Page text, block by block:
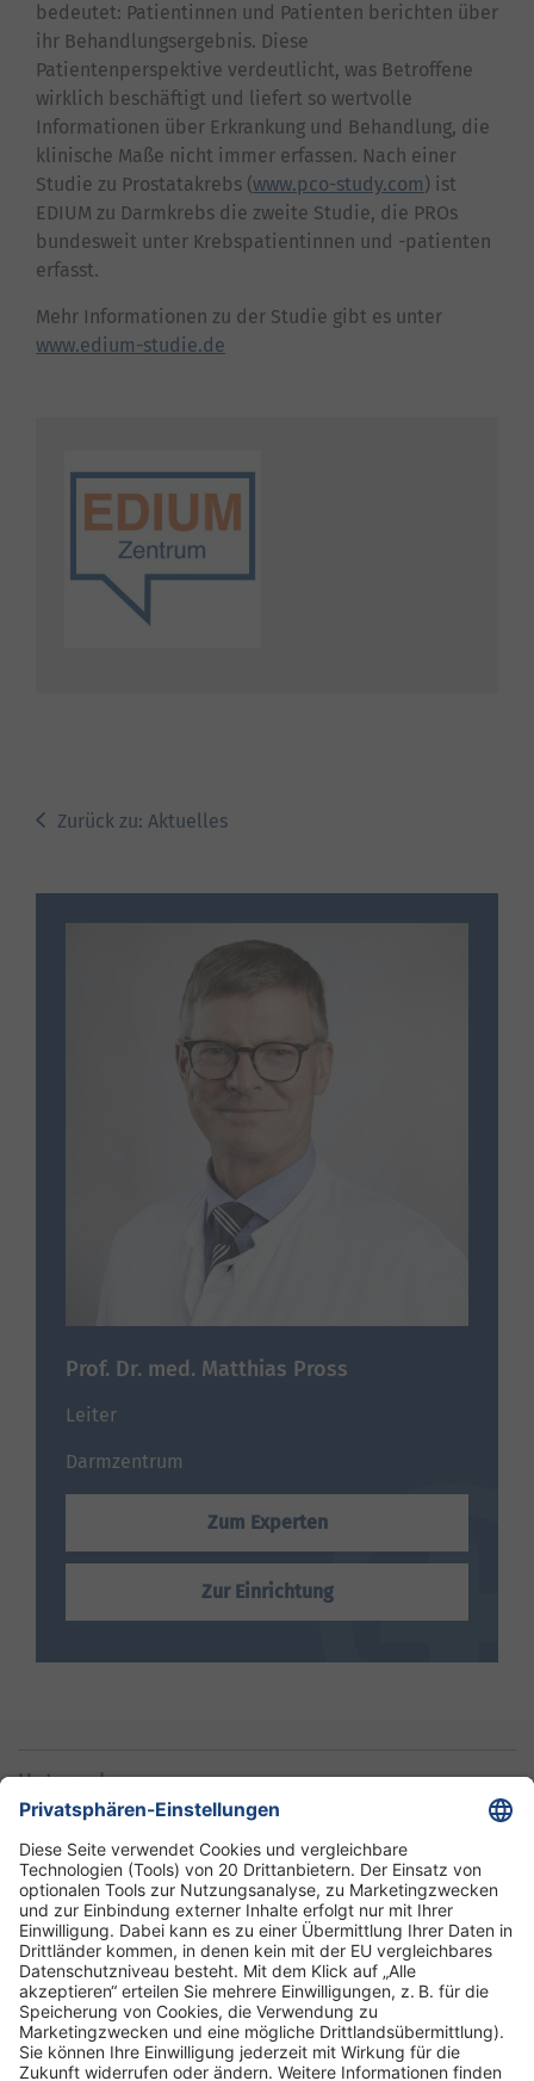
bedeutet: Patientinnen und Patienten berichten über
ihr Behandlungsergebnis. Diese
Patientenperspektive verdeutlicht, was Betroffene
wirklich beschäftigt und liefert so wertvolle
Informationen über Erkrankung und Behandlung, die
klinische Maße nicht immer erfassen. Nach einer
Studie zu Prostatakrebs (www.pco-study.com ) ist
EDIUM zu Darmkrebs die zweite Studie, die PROs
bundesweit unter Krebspatientinnen und -patienten
erfasst.
Mehr Informationen zu der Studie gibt es unter
www.edium-studie.de
Zurück zu: Aktuelles
Prof. Dr. med. Matthias Pross
Leiter
Darmzentrum
Zum Experten
Zur Einrichtung
Unternehmen
Informationen
Standorte
DRK-Schwesternschaft Berlin
Impressum